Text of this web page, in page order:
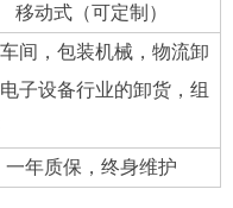
移动式（可定制）
间，包装机械，物流卸
子设备行业的卸货，组
一年质保，终身维护